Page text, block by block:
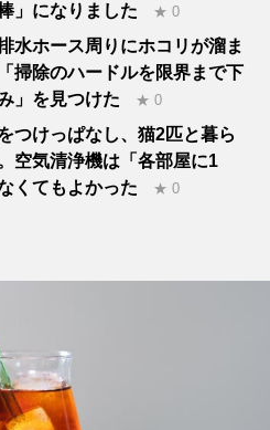
」になりました
★ 0
水ホース周りにホコリが溜ま
掃除のハードルを限界まで下
」を見つけた
★ 0
つけっぱなし、猫2匹と暮ら
空気清浄機は「各部屋に1
くてもよかった
★ 0